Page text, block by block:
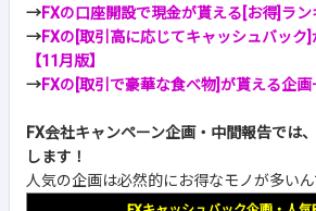
→FXの口座開設で現金が貰える[お得]ラン
→FXの[取引高に応じてキャッシュバック
【11月版】
→FXの[取引で豪華な食べ物]が貰える企画
FX会社キャンペーン企画・中間報告では、
します！
人気の企画は必然的にお得なモノが多いん